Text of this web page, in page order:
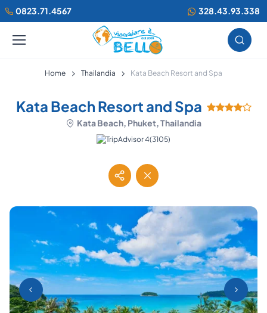
0823.71.4567 328.43.93.338
Home Thailandia Kata Beach Resort and Spa
Kata Beach Resort and Spa
Kata Beach, Phuket, Thailandia
(3105)